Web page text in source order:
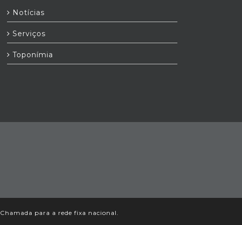
Notícias
Serviços
Toponímia
Chamada para a rede fixa nacional.